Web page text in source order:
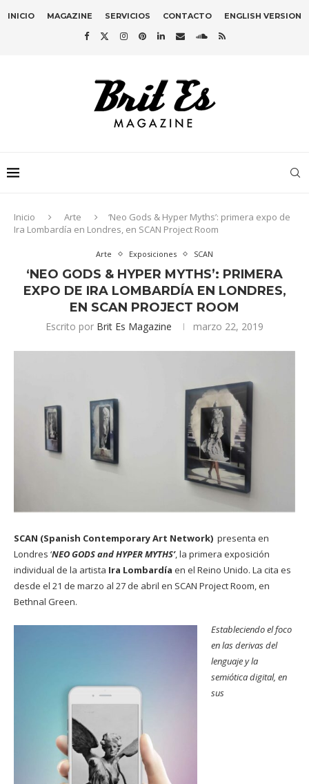
INICIO MAGAZINE SERVICIOS CONTACTO ENGLISH VERSION
Inicio Arte
‘Neo Gods & Hyper Myths’: primera expo de
Ira Lombardía en Londres, en SCAN Project Room
Arte Exposiciones SCAN
‘NEO GODS & HYPER MYTHS’: PRIMERA
EXPO DE IRA LOMBARDÍA EN LONDRES,
EN SCAN PROJECT ROOM
Escrito por Brit Es Magazine marzo 22, 2019
SCAN (Spanish Contemporary Art Network) presenta en
Londres ‘NEO GODS and HYPER MYTHS’, la primera exposición
individual de la artista Ira Lombardía en el Reino Unido. La cita es
desde el 21 de marzo al 27 de abril en SCAN Project Room, en
Bethnal Green.
Estableciendo el foco
en las derivas del
lenguaje y la
semiótica digital, en
sus